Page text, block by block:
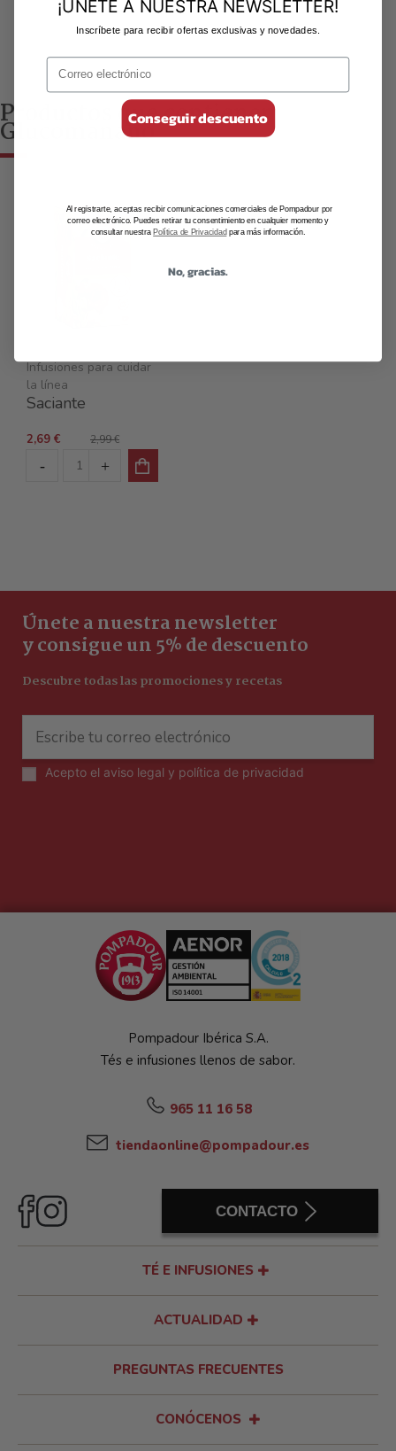
Productos que contienen
Glucomanano
Infusiones para cuidar
la línea
Saciante
2,69 € 2,99 €
Únete a nuestra newsletter
y consigue un 5% de descuento
Descubre todas las promociones y recetas
Acepto el aviso legal y política de privacidad
Pompadour Ibérica S.A.
Tés e infusiones llenos de sabor.
965 11 16 58
tiendaonline@pompadour.es
CONTACTO
TÉ E INFUSIONES
ACTUALIDAD
PREGUNTAS FRECUENTES
CONÓCENOS
¡ÚNETE A NUESTRA NEWSLETTER!
Inscríbete para recibir ofertas exclusivas y novedades.
Conseguir descuento
Al registrarte, aceptas recibir comunicaciones comerciales de Pompadour por
correo electrónico. Puedes retirar tu consentimiento en cualquier momento y
consultar nuestra Política de Privacidad para más información.
No, gracias.